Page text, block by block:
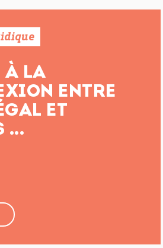
À LA
ENTRE
ET
...